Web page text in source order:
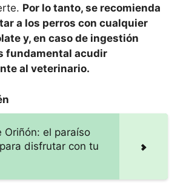
Por lo tanto, se recomienda
a los perros con cualquier
y, en caso de ingestión
fundamental acudir
al veterinario.
Oriñón: el paraíso
disfrutar con tu